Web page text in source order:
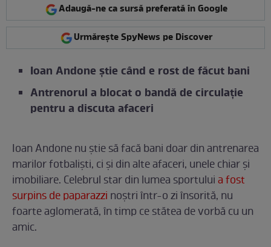
Adaugă-ne ca sursă preferată în Google
Urmărește SpyNews pe Discover
Ioan Andone știe când e rost de făcut bani
Antrenorul a blocat o bandă de circulație
pentru a discuta afaceri
Ioan Andone nu știe să facă bani doar din antrenarea
marilor fotbaliști, ci și din alte afaceri, unele chiar și
imobiliare. Celebrul star din lumea sportuluia fost
surpins de paparazzi noștri într-o zi însorită, nu
foarte aglomerată, în timp ce stătea de vorbă cu un
amic.